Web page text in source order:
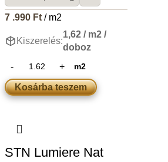
7 .990 Ft/ m2
Kiszerelés:
1,62 / m2 /
doboz
m2
Kosárba teszem
STN Lumiere Nat